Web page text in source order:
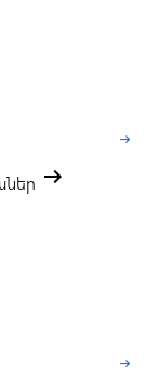
arrow_right_alt
arrow_right_alt
arrow_right_alt